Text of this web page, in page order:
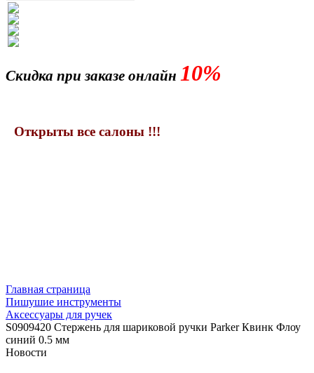
Скидка при заказе онлайн 10%
Открыты все салоны !!!
Главная страница
Пишушие инструменты
Аксессуары для ручек
S0909420 Стержень для шариковой ручки Parker Квинк Флоу
синий 0.5 мм
Новости